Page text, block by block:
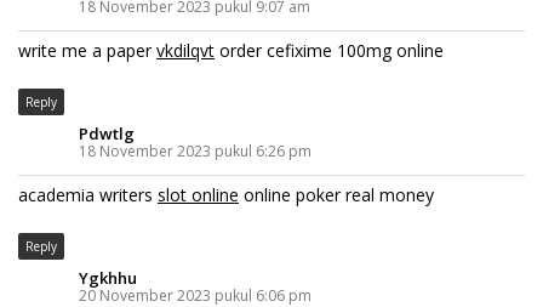
18 November 2023 pukul 9:07 am
write me a papervkdilqvt order cefixime 100mg online
Reply
Pdwtlg
18 November 2023 pukul 6:26 pm
academia writers slot online online poker real money
Reply
Ygkhhu
20 November 2023 pukul 6:06 pm